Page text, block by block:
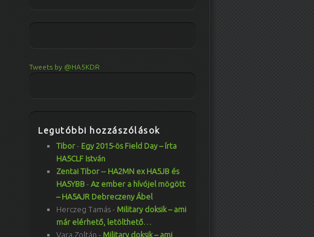
Tweets by @HA5KDR
Legutóbbi hozzászólások
Tibor - Egy 2015-ös Field Day – írta
HA5CLF István
Zentai Tibor -- HA2MN ex HA5JB és
HA5YBB - Az ember a hívójel mögött
– HA5AJR Debreczeny Ábel
Herczeg Tamás - Military doksik – ami
már elérhető, letölthető…
Vara Zoltán - Military doksik – ami